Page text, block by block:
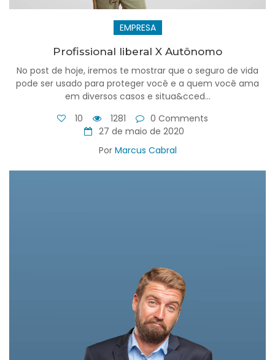
EMPRESA
Profissional liberal X Autônomo
No post de hoje, iremos te mostrar que o seguro de vida
pode ser usado para proteger você e a quem você ama
em diversos casos e situa&cced...
10
1281
0 Comments
27 de maio de 2020
Por Marcus Cabral